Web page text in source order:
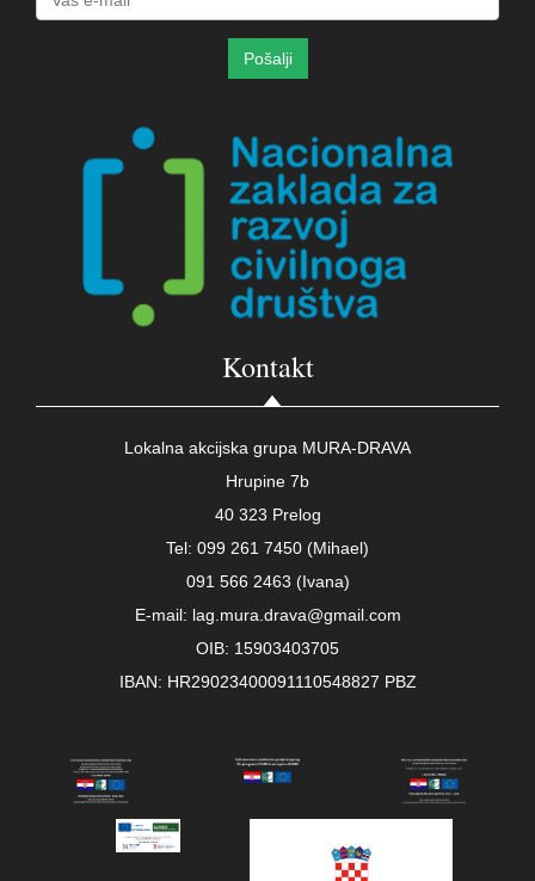
Kontakt
Lokalna akcijska grupa MURA-DRAVA
Hrupine 7b
40 323 Prelog
Tel: 099 261 7450 (Mihael)
091 566 2463 (Ivana)
E-mail: lag.mura.drava@gmail.com
OIB: 15903403705
IBAN: HR29023400091110548827 PBZ